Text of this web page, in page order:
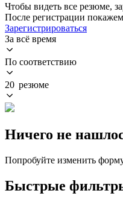
Чтобы видеть все резюме,
После регистрации
Зарегистрироваться
За всё время
По соответствию
20 резюме
Ничего не
Попробуйте изменить
Быстрые